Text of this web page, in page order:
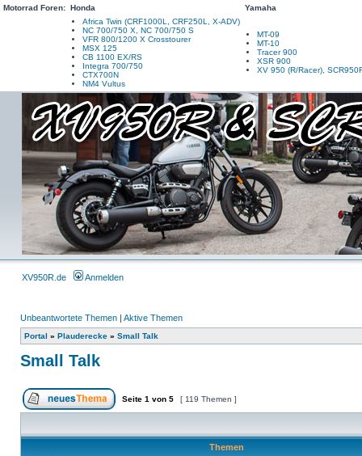
Motorrad Foren: Honda
Yamaha
Africa Twin (CRF1000L, CRF250L, X-ADV)
NC 700/750 X, NC 700/750 S
VFR 800/1200 X Crosstourer
MSX 125
CB 1100 EX/RS
Integra 700/750
CTX700N
NM4 Vultus
MT-09
MT-10
Tracer 900
XSR 900
XV 950 (R/Racer),
XV950R.de Anmelden
Unbeantwortete Themen | Aktive Themen
Portal » Plauderecke » Small Talk
Small Talk
Seite 1 von 5 [ 119 Themen ]
Themen